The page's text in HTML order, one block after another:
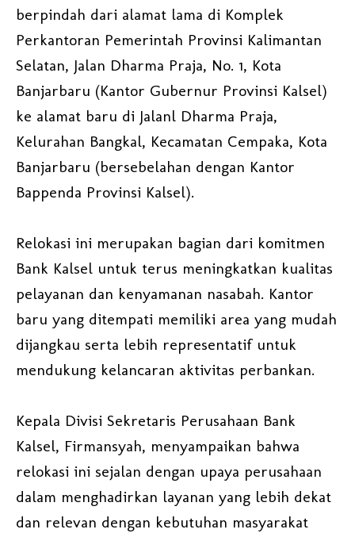
berpindah dari alamat lama di Komplek
Perkantoran Pemerintah Provinsi Kalimantan
Selatan, Jalan Dharma Praja, No. 1, Kota
Banjarbaru (Kantor Gubernur Provinsi Kalsel)
ke alamat baru di Jalanl Dharma Praja,
Kelurahan Bangkal, Kecamatan Cempaka, Kota
Banjarbaru (bersebelahan dengan Kantor
Bappenda Provinsi Kalsel).
Relokasi ini merupakan bagian dari komitmen
Bank Kalsel untuk terus meningkatkan kualitas
pelayanan dan kenyamanan nasabah. Kantor
baru yang ditempati memiliki area yang mudah
dijangkau serta lebih representatif untuk
mendukung kelancaran aktivitas perbankan.
Kepala Divisi Sekretaris Perusahaan Bank
Kalsel, Firmansyah, menyampaikan bahwa
relokasi ini sejalan dengan upaya perusahaan
dalam menghadirkan layanan yang lebih dekat
dan relevan dengan kebutuhan masyarakat